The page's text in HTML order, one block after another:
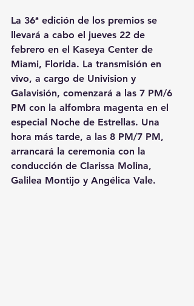
La 36ª edición de los premios se
llevará a cabo el jueves 22 de
febrero en el Kaseya Center de
Miami, Florida. La transmisión en
vivo, a cargo de Univision y
Galavisión, comenzará a las 7 PM/6
PM con la alfombra magenta en el
especial Noche de Estrellas. Una
hora más tarde, a las 8 PM/7 PM,
arrancará la ceremonia con la
conducción de Clarissa Molina,
Galilea Montijo y Angélica Vale.